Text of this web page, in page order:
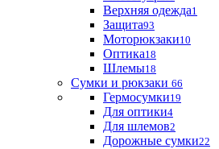
Верхняя одежда1
Защита93
Моторюкзаки10
Оптика18
Шлемы18
Сумки и рюкзаки 66
Гермосумки19
Для оптики4
Для шлемов2
Дорожные сумки22